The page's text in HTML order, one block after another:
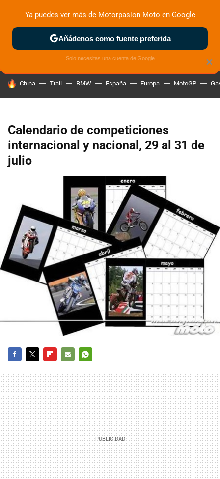
ZONA DE PRUEBAS DEPORTIVAS MOTOS ELÉCTRICAS
HOY SE HABLA DE
China Trail BMW España Europa MotoGP
Calendario de competiciones
internacional y nacional, 29 al 31 de
julio
MAIL
×
Ya puedes ver más de Motorpasion Moto en Google
Añádenos como fuente preferida
Solo necesitas una cuenta de Google